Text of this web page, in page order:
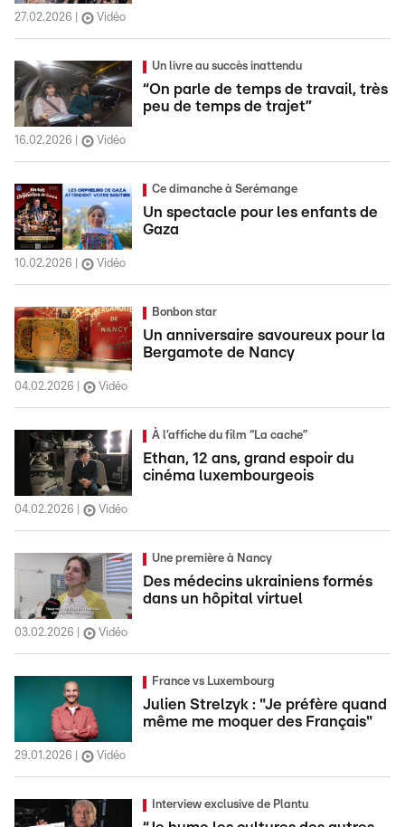
27.02.2026 Vidéo
Un livre au succès inattendu
“On parle de temps de travail, très
peu de temps de trajet”
16.02.2026 Vidéo
Ce dimanche à Serémange
Un spectacle pour les enfants de
Gaza
10.02.2026 Vidéo
Bonbon star
Un anniversaire savoureux pour la
Bergamote de Nancy
04.02.2026 Vidéo
À l’affiche du film “La cache”
Ethan, 12 ans, grand espoir du
cinéma luxembourgeois
04.02.2026 Vidéo
Une première à Nancy
Des médecins ukrainiens formés
dans un hôpital virtuel
03.02.2026 Vidéo
France vs Luxembourg
Julien Strelzyk : "Je préfère quand
même me moquer des Français"
29.01.2026 Vidéo
Interview exclusive de Plantu